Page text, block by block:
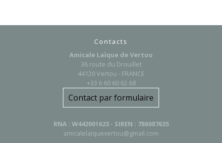
Contacts
Amicale Laïque de Vertou
36 route du Drouillet
44120 Vertou - FRANCE
+33 6 60 60 62 68
Contact par formulaire
RNA : W442001623 - SIREN : 786087635
amicalelaiquevertou@gmail.com